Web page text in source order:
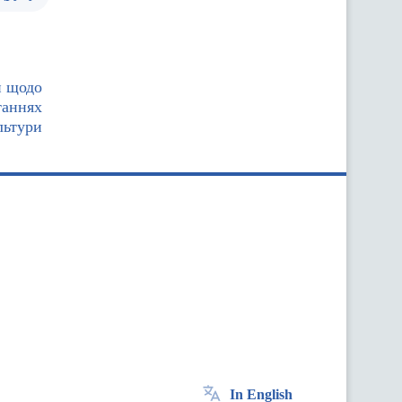
щодо
In English